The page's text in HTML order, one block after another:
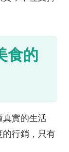
食的
真實的生活
的行銷，只有